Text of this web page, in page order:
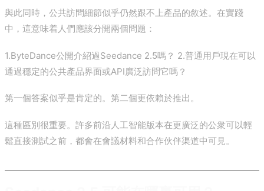
與此同時，公共訪問細節似乎仍然跟不上產品的敘述。在實踐
中，這意味着人們應該分開兩個問題：
1.ByteDance公開介紹過Seedance 2.5嗎？ 2.普通用戶現在可以
通過穩定的公共產品界面或API廣泛訪問它嗎？
第一個答案似乎是肯定的。第二個更依賴於推出。
這種區別很重要。許多前沿人工智能版本在更廣泛的公衆可以輕
鬆直接測試之前，都會在會議材料和合作伙伴渠道中可見。